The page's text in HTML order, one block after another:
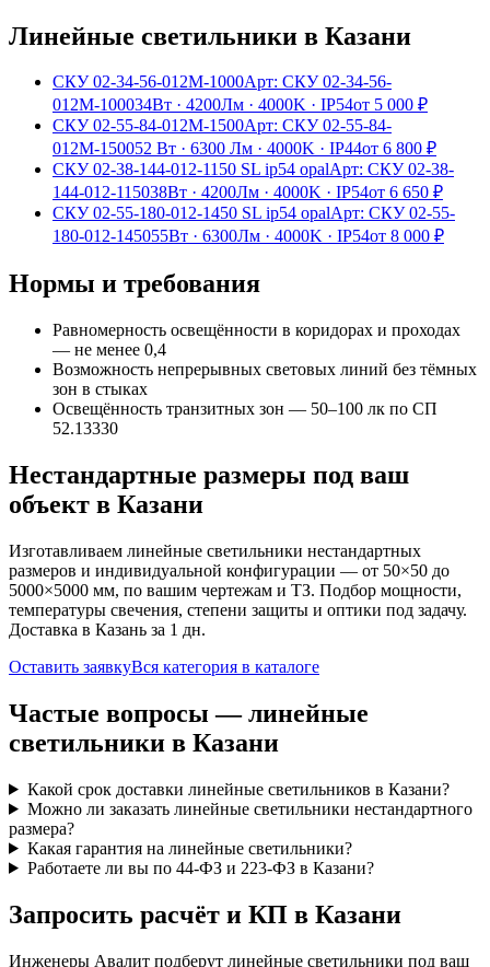
Линейные светильники в Казани
СКУ 02-34-56-012М-1000Арт: СКУ 02-34-56-
012М-100034Вт · 4200Лм · 4000K · IP54от 5 000 ₽
СКУ 02-55-84-012М-1500Арт: СКУ 02-55-84-
012М-150052 Вт · 6300 Лм · 4000K · IP44от 6 800 ₽
СКУ 02-38-144-012-1150 SL ip54 opalАрт: СКУ 02-38-
144-012-115038Вт · 4200Лм · 4000K · IP54от 6 650 ₽
СКУ 02-55-180-012-1450 SL ip54 opalАрт: СКУ 02-55-
180-012-145055Вт · 6300Лм · 4000K · IP54от 8 000 ₽
Нормы и требования
Равномерность освещённости в коридорах и проходах
— не менее 0,4
Возможность непрерывных световых линий без тёмных
зон в стыках
Освещённость транзитных зон — 50–100 лк по СП
52.13330
Нестандартные размеры под ваш
объект в Казани
Изготавливаем линейные светильники нестандартных
размеров и индивидуальной конфигурации — от 50×50 до
5000×5000 мм, по вашим чертежам и ТЗ. Подбор мощности,
температуры свечения, степени защиты и оптики под задачу.
Доставка в Казань за 1 дн.
Оставить заявкуВся категория в каталоге
Частые вопросы —линейные
светильники в Казани
Какой срок доставки линейные светильников в Казани?
Можно ли заказать линейные светильники нестандартного
размера?
Какая гарантия на линейные светильники?
Работаете ли вы по 44-ФЗ и 223-ФЗ в Казани?
Запросить расчёт и КП в Казани
Инженеры Авалит подберут линейные светильники под ваш